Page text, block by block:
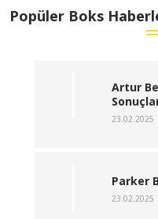
Popüler Boks
Artur
23.02.2025
Parker
23.02.2025